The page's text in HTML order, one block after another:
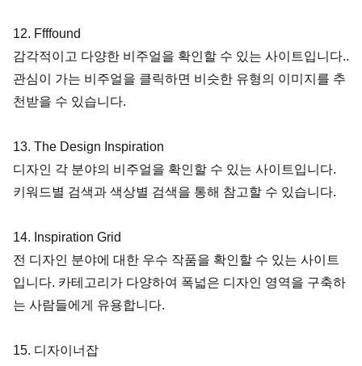
12. Ffffound
감각적이고 다양한 비주얼을 확인할 수 있는 사이트입니다..
관심이 가는 비주얼을 클릭하면 비슷한 유형의 이미지를 추
천받을 수 있습니다.
13. The Design Inspiration
디자인 각 분야의 비주얼을 확인할 수 있는 사이트입니다.
키워드별 검색과 색상별 검색을 통해 참고할 수 있습니다.
14. Inspiration Grid
전 디자인 분야에 대한 우수 작품을 확인할 수 있는 사이트
입니다. 카테고리가 다양하여 폭넓은 디자인 영역을 구축하
는 사람들에게 유용합니다.
15. 디자이너잡